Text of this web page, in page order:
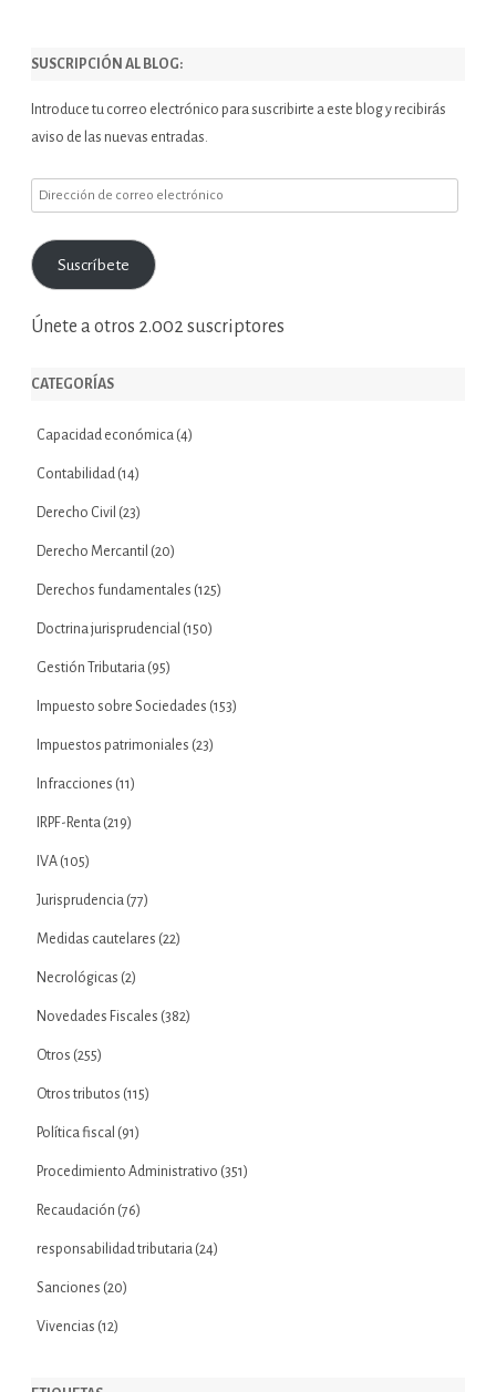
SUSCRIPCIÓN AL BLOG:
Introduce tu correo electrónico para suscribirte a este blog y recibirás
aviso de las nuevas entradas.
Dirección
correo
electrónico
Suscríbete
Únete a otros 2.002 suscriptores
CATEGORÍAS
Capacidad económica (4)
Contabilidad (14)
Derecho Civil (23)
Derecho Mercantil (20)
Derechos fundamentales (125)
Doctrina jurisprudencial (150)
Gestión Tributaria (95)
Impuesto sobre Sociedades (153)
Impuestos patrimoniales (23)
Infracciones (11)
IRPF-Renta (219)
IVA (105)
Jurisprudencia (77)
Medidas cautelares (22)
Necrológicas (2)
Novedades Fiscales (382)
Otros (255)
Otros tributos (115)
Política fiscal (91)
Procedimiento Administrativo (351)
Recaudación (76)
responsabilidad tributaria (24)
Sanciones (20)
Vivencias (12)